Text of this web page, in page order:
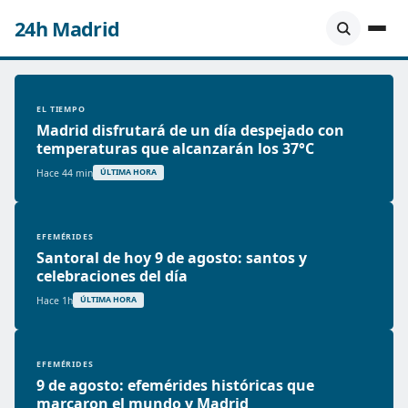
24h Madrid
EL TIEMPO
Madrid disfrutará de un día despejado con
temperaturas que alcanzarán los 37°C
Hace 44 min ÚLTIMA HORA
EFEMÉRIDES
Santoral de hoy 9 de agosto: santos y
celebraciones del día
Hace 1h ÚLTIMA HORA
EFEMÉRIDES
9 de agosto: efemérides históricas que
marcaron el mundo y Madrid